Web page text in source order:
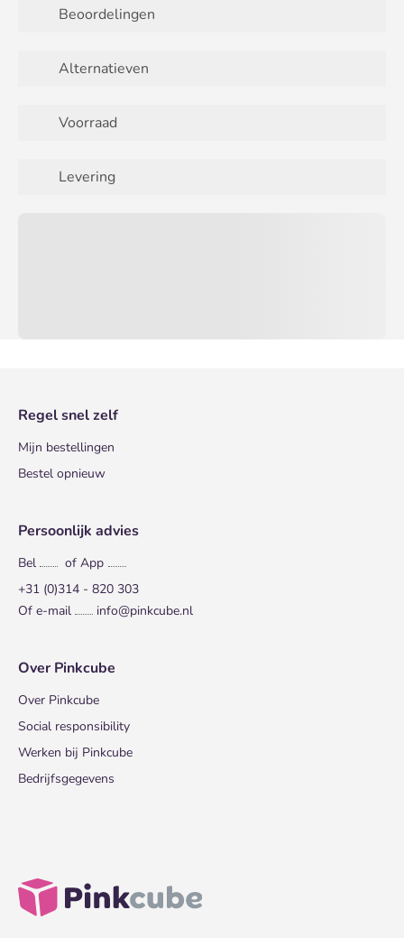
Beoordelingen
Alternatieven
Voorraad
Levering
Regel snel zelf
Mijn bestellingen
Bestel opnieuw
Persoonlijk advies
Bel
of App
+31 (0)314 - 820 303
Of e-mail
info@pinkcube.nl
Over Pinkcube
Over Pinkcube
Social responsibility
Werken bij Pinkcube
Bedrijfsgegevens